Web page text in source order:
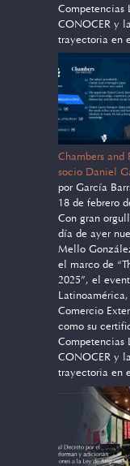
Competencias
CONOCER y
trayectoria en
Chambers and
socio Daniel
por García
18 de febrero
Con gran
día de ayer
Mello
el marco de
2025”, el
Comercio
como su
Competencias
CONOCER y
trayectoria en